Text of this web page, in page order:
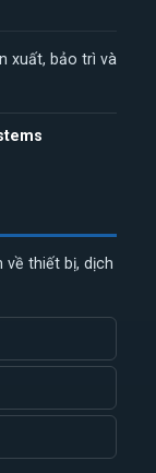
xuất, bảo trì và
về thiết bị, dịch